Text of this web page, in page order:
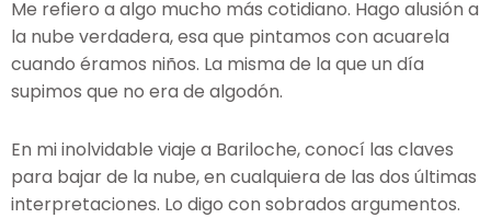
Me refiero a algo mucho más cotidiano. Hago alusión a
la nube verdadera, esa que pintamos con acuarela
cuando éramos niños. La misma de la que un día
supimos que no era de algodón.
En mi inolvidable viaje a Bariloche, conocí las claves
para bajar de la nube, en cualquiera de las dos últimas
interpretaciones. Lo digo con sobrados argumentos.